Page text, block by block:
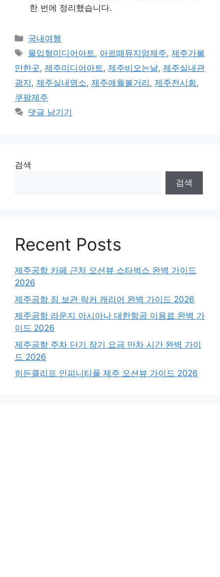
한 번에 정리했습니다.
카
테
리
국내여행
태
그
몰입형미디어아트, 아르떼뮤지엄제주,제주가볼
만한곳, 제주미디어아트, 제주비오는날, 제주실내관
광지 , 제주실내명소, 제주애월볼거리 , 제주전시회 ,
쿠팡제주
댓글 남기기
검색
검색
Recent Posts
제주공항 카페 근처 오션뷰 스타벅스 완벽 가이드
2026
제주공항 짐 보관 락커 캐리어 완벽 가이드 2026
제주공항 라운지 아시아나 대한항공 이용료 완벽 가
이드 2026
제주공항 주차 단기 장기 요금 만차 시간 완벽 가이
드 2026
히든클리프 인피니티풀 제주 오션뷰 가이드 2026